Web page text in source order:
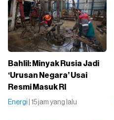
Bahlil: Minyak Rusia Jadi
‘Urusan Negara’ Usai
Resmi Masuk RI
Energi | 15 jam yang lalu